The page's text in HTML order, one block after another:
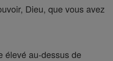
Dieu, que vous avez
élevé au-dessus de